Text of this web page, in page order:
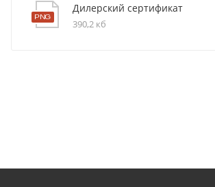
Дилерский сертификат
390,2 кб